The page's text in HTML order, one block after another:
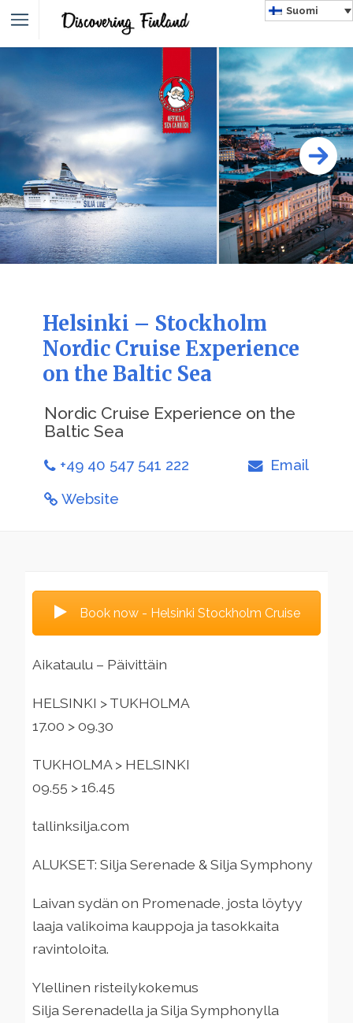
Suomi
Helsinki – Stockholm
Nordic Cruise Experience
on the Baltic Sea
Nordic Cruise Experience on the
Baltic Sea
+49 40 547 541 222 Email
Website
Book now - Helsinki Stockholm Cruise
Aikataulu – Päivittäin
HELSINKI > TUKHOLMA
17.00 > 09.30
TUKHOLMA > HELSINKI
09.55 > 16.45
tallinksilja.com
ALUKSET: Silja Serenade & Silja Symphony
Laivan sydän on Promenade, josta löytyy
laaja valikoima kauppoja ja tasokkaita
ravintoloita.
Ylellinen risteilykokemus
Silja Serenadella ja Silja Symphonylla